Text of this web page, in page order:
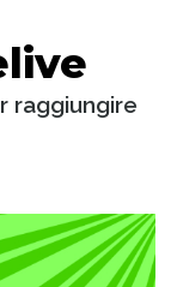
raggiungire